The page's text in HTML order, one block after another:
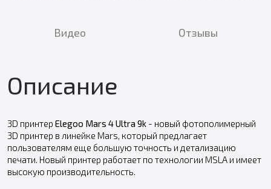
Видео Отзывы
Описание
3D принтер Elegoo Mars 4 Ultra 9k - новый фотополимерный
3D принтер в линейке Mars, который предлагает
пользователям еще большую точность и детализацию
печати. Новый принтер работает по технологии MSLA и имеет
высокую производительность.